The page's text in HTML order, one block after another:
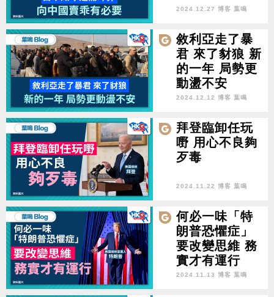
2024.12.27 博客 葉鳴
敘利亞走了暴
君 來了豺狼 新
的一年 局勢更
動盪不安
2024.12.12 博客 葉鳴
拜登臨卸任玩
嘢 用心不良夠
歹毒
2024.11.22 博客 葉鳴
何必一味「特
朗普恐懼症」
要改變思維 務
實才有運行
2024.11.13 博客 葉鳴